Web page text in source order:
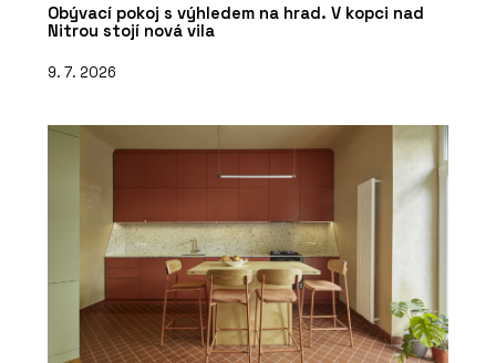
Obývací pokoj s výhledem na hrad. V kopci nad
Nitrou stojí nová vila
9. 7. 2026